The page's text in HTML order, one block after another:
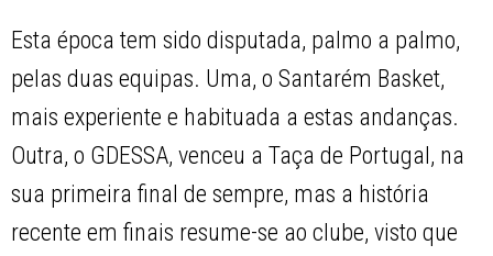
Esta época tem sido disputada, palmo a palmo,
pelas duas equipas. Uma, o Santarém Basket,
mais experiente e habituada a estas andanças.
Outra, o GDESSA, venceu a Taça de Portugal, na
sua primeira final de sempre, mas a história
recente em finais resume-se ao clube, visto que